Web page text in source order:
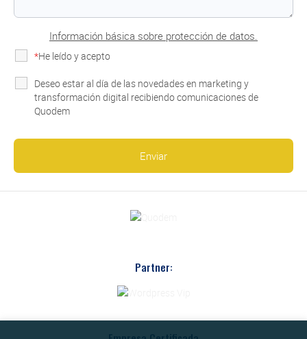
Información básica sobre protección de datos.
He leído y acepto
*
Deseo estar al día de las novedades en marketing y
transformación digital recibiendo comunicaciones de
Quodem
Partner: